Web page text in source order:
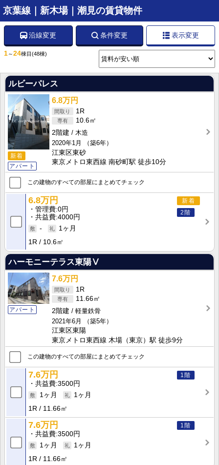
京葉線｜新木場｜潮見の賃貸物件
沿線変更 条件変更 表示変更
1～24棟目 (48棟)
ルビーパレス
新着
アパート
6.8万円
1R
10.6㎡
2階建
木造
2020年1月
（築6年）
江東区東砂
東京メトロ東西線 南砂町駅 徒歩10分
この建物のすべての部屋にまとめてチェック
新着
2階
6.8万円
管理費 0円
共益費 4000円
-
1ヶ月
1R
10.6㎡
ハーモニーテラス東陽Ⅴ
アパート
7.6万円
1R
11.66㎡
2階建
軽量鉄骨
2021年6月
（築5年）
江東区東陽
東京メトロ東西線 木場（東京）駅 徒歩9分
この建物のすべての部屋にまとめてチェック
1階
7.6万円
共益費 3500円
1ヶ月
1ヶ月
1R
11.66㎡
1階
7.6万円
共益費 3500円
1ヶ月
1ヶ月
1R
11.66㎡